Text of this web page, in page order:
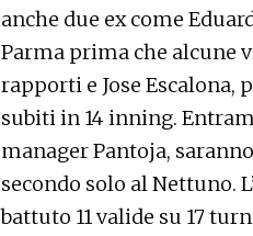
anche due ex come
Parma prima che alcune
rapporti e Jose Escalona,
subiti in 14 inning.
manager Pantoja,
secondo solo al Nettuno.
battuto 11 valide su 17